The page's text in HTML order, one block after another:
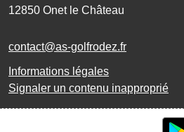
12850 Onet le Château
contact@as-golfrodez.fr
Informations légales
Signaler un contenu inapproprié